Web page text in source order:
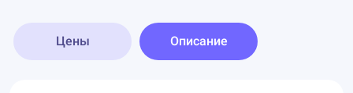
Цены Описание